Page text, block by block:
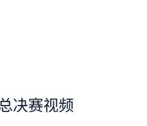
决赛视频